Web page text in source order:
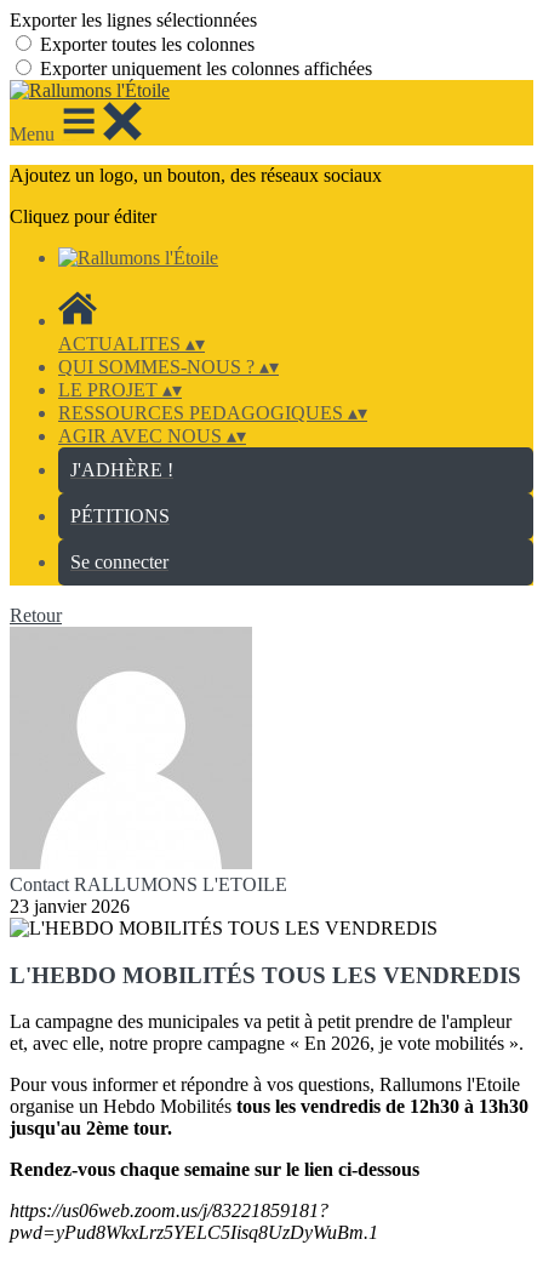
Exporter les lignes sélectionnées
Exporter toutes les colonnes
Exporter uniquement les colonnes affichées
Menu
Ajoutez un logo, un bouton, des réseaux sociaux
Cliquez pour éditer
ACTUALITES ▴▾
QUI SOMMES-NOUS ? ▴▾
LE PROJET ▴▾
RESSOURCES PEDAGOGIQUES ▴▾
AGIR AVEC NOUS ▴▾
J'ADHÈRE !
PÉTITIONS
Se connecter
Retour
Contact RALLUMONS L'ETOILE
23 janvier 2026
L'HEBDO MOBILITÉS TOUS LES VENDREDIS
La campagne des municipales va petit à petit prendre de l'ampleur
et, avec elle, notre propre campagne « En 2026, je vote mobilités ».
Pour vous informer et répondre à vos questions, Rallumons l'Etoile
organise un Hebdo Mobilités tous les vendredis de 12h30 à 13h30
jusqu'au 2ème tour.
Rendez-vous chaque semaine sur le lien ci-dessous
https://us06web.zoom.us/j/83221859181?
pwd=yPud8WkxLrz5YELC5Iisq8UzDyWuBm.1